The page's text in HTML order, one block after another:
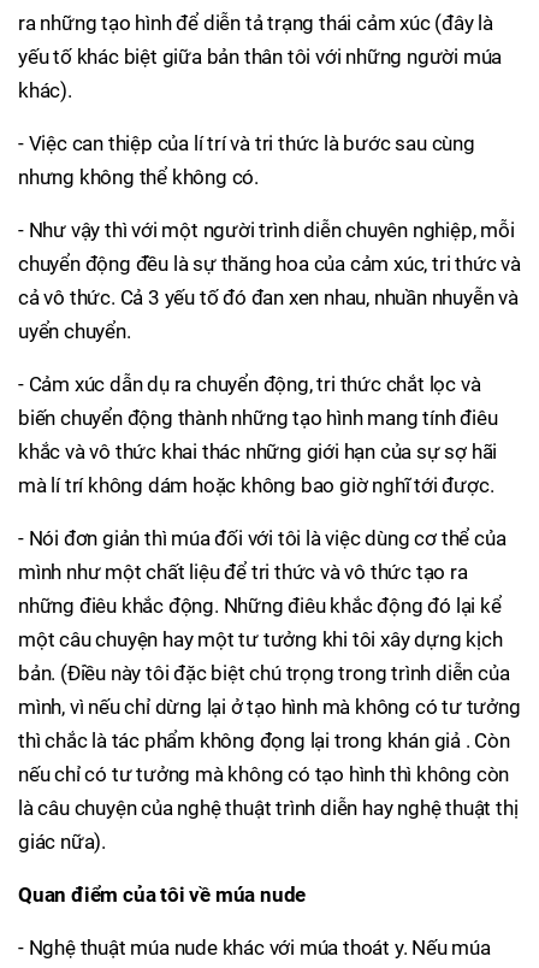
ra những tạo hình để diễn tả trạng thái cảm xúc (đây là
yếu tố khác biệt giữa bản thân tôi với những người múa
khác).
- Việc can thiệp của lí trí và tri thức là bước sau cùng
nhưng không thể không có.
- Như vậy thì với một người trình diễn chuyên nghiệp, mỗi
chuyển động đều là sự thăng hoa của cảm xúc, tri thức và
cả vô thức. Cả 3 yếu tố đó đan xen nhau, nhuần nhuyễn và
uyển chuyển.
- Cảm xúc dẫn dụ ra chuyển động, tri thức chắt lọc và
biến chuyển động thành những tạo hình mang tính điêu
khắc và vô thức khai thác những giới hạn của sự sợ hãi
mà lí trí không dám hoặc không bao giờ nghĩ tới được.
- Nói đơn giản thì múa đối với tôi là việc dùng cơ thể của
mình như một chất liệu để tri thức và vô thức tạo ra
những điêu khắc động. Những điêu khắc động đó lại kể
một câu chuyện hay một tư tưởng khi tôi xây dựng kịch
bản. (Điều này tôi đặc biệt chú trọng trong trình diễn của
mình, vì nếu chỉ dừng lại ở tạo hình mà không có tư tưởng
thì chắc là tác phẩm không đọng lại trong khán giả . Còn
nếu chỉ có tư tưởng mà không có tạo hình thì không còn
là câu chuyện của nghệ thuật trình diễn hay nghệ thuật thị
giác nữa).
Quan điểm của tôi về múa nude
- Nghệ thuật múa nude khác với múa thoát y. Nếu múa